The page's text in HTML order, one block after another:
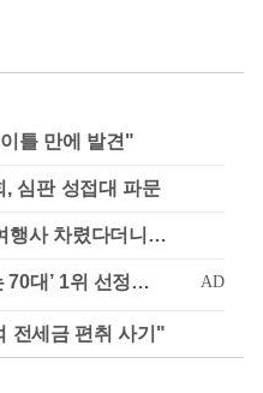
틀 만에 발견"
심판 성접대 파문
행사 차렸다더니…
전세금 편취 사기"